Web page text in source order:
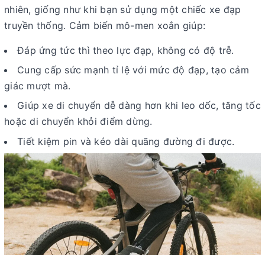
nhiên, giống như khi bạn sử dụng một chiếc xe đạp
truyền thống. Cảm biến mô-men xoắn giúp:
Đáp ứng tức thì theo lực đạp, không có độ trễ.
Cung cấp sức mạnh tỉ lệ với mức độ đạp, tạo cảm
giác mượt mà.
Giúp xe di chuyển dễ dàng hơn khi leo dốc, tăng tốc
hoặc di chuyển khỏi điểm dừng.
Tiết kiệm pin và kéo dài quãng đường đi được.